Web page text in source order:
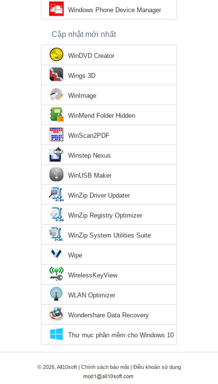
Windows Phone Device Manager
Cập nhật mới nhất
WinDVD Creator
Wings 3D
WinImage
WinMend Folder Hidden
WinScan2PDF
Winstep Nexus
WinUSB Maker
WinZip Driver Updater
WinZip Registry Optimizer
WinZip System Utilities Suite
Wipe
WirelessKeyView
WLAN Optimizer
Wondershare Data Recovery
Thư mục phần mềm cho Windows 10
© 2026, All10soft | Chính sách bảo mật| Điều khoản sử dụng